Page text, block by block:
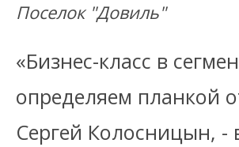
Поселок "Довиль"
«Бизнес-класс в
определяем планкой
Сергей Колосницын, -